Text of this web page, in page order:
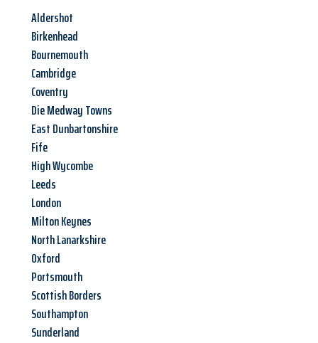
Aldershot
Birkenhead
Bournemouth
Cambridge
Coventry
Die Medway Towns
East Dunbartonshire
Fife
High Wycombe
Leeds
London
Milton Keynes
North Lanarkshire
Oxford
Portsmouth
Scottish Borders
Southampton
Sunderland